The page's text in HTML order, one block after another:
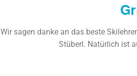
Wir sagen danke an das beste
Stüberl. Natürlich ist